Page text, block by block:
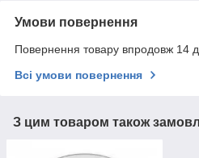
Умови повернення
Повернення товару впродовж 14
Всі умови повернення
З цим товаром також